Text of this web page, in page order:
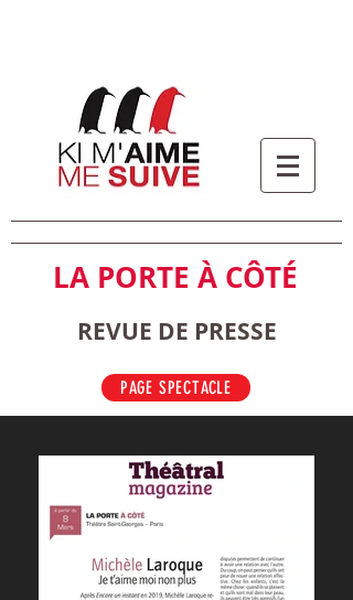
LA PORTE À CÔTÉ
REVUE DE PRESSE
PAGE SPECTACLE